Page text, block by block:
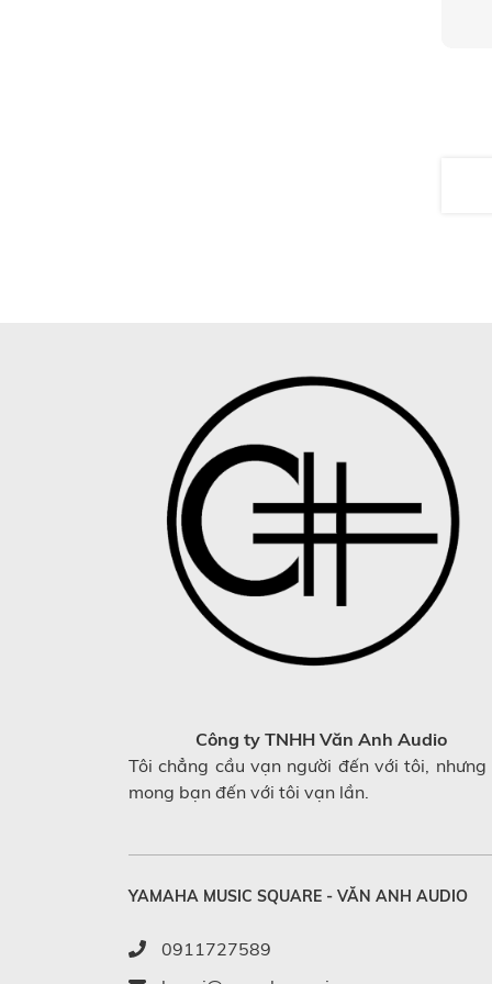
Công ty TNHH Văn Anh Audio
Tôi chẳng cầu vạn người đến với tôi, nhưng
mong bạn đến với tôi vạn lần.
YAMAHA MUSIC SQUARE - VĂN ANH AUDIO
0911727589